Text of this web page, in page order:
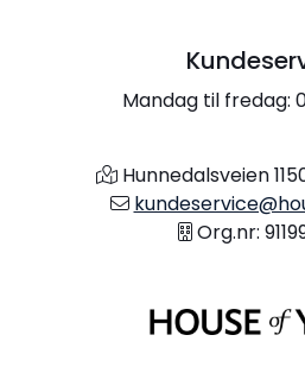
Mandag til fredag:
Hunnedalsveien
Org.nr: